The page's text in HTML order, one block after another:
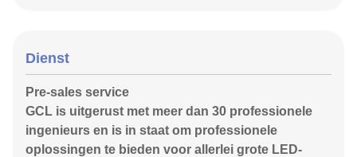
Dienst
Pre-sales service
GCL is uitgerust met meer dan 30 professionele
ingenieurs en is in staat om professionele
oplossingen te bieden voor allerlei grote LED-